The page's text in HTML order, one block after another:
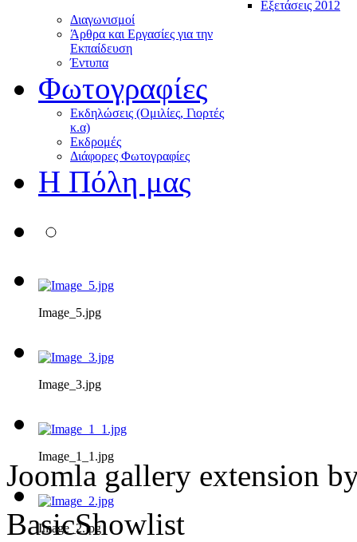
Εξετάσεις 2012
Διαγωνισμοί
Άρθρα και Εργασίες για την
Εκπαίδευση
Έντυπα
Φωτογραφίες
Εκδηλώσεις (Ομιλίες, Γιορτές
κ.α)
Εκδρομές
Διάφορες Φωτογραφίες
Η Πόλη μας
Image_5.jpg
Image_3.jpg
Image_1_1.jpg
Image_2.jpg
Joomla gallery extension
BasicShowlist